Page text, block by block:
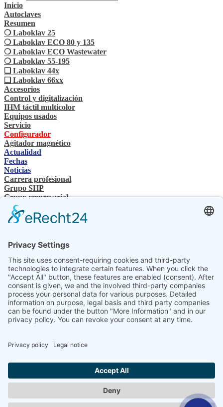
Inicio
Autoclaves
Resumen
❍ Laboklav 25
❍ Laboklav ECO 80 y 135
❍ Laboklav ECO Wastewater
❍ Laboklav 55-195
❏ Laboklav 44x
❏ Laboklav 66xx
Accesorios
Control y digitalización
IHM táctil multicolor
Equipos usados
Servicio
Configurador
Agitador magnético
Actualidad
Fechas
Noticias
Carrera profesional
Grupo SHP
Grupo empresarial
Personas de contacto
Contacto
Distribuidor especializado
Descargas de SHP
Seleccione su idioma
DE
EN
PL
NL